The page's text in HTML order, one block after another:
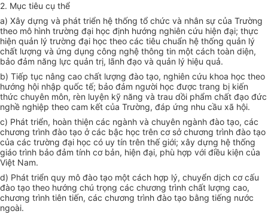
2. Mục tiêu cụ thể
a) Xây dựng và phát triển hệ thống tổ chức và nhân sự của Trường
theo mô hình trường đại học định hướng nghiên cứu hiện đại; thực
hiện quản lý trường đại học theo các tiêu chuẩn hệ thống quản lý
chất lượng và ứng dụng công nghệ thông tin một cách toàn diện,
bảo đảm năng lực quản trị, lãnh đạo và quản lý hiệu quả.
b) Tiếp tục nâng cao chất lượng đào tạo, nghiên cứu khoa học theo
hướng hội nhập quốc tế; bảo đảm người học được trang bị kiến
thức chuyên môn, rèn luyện kỹ năng và trau dồi phẩm chất đạo đức
nghề nghiệp theo cam kết của Trường, đáp ứng nhu cầu xã hội.
c) Phát triển, hoàn thiện các ngành và chuyên ngành đào tạo, các
chương trình đào tạo ở các bậc học trên cơ sở chương trình đào tạo
của các trường đại học có uy tín trên thế giới; xây dựng hệ thống
giáo trình bảo đảm tính cơ bản, hiện đại, phù hợp với điều kiện của
Việt Nam.
d) Phát triển quy mô đào tạo một cách hợp lý, chuyển dịch cơ cấu
đào tạo theo hướng chú trọng các chương trình chất lượng cao,
chương trình tiên tiến, các chương trình đào tạo bằng tiếng nước
ngoài.